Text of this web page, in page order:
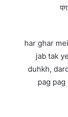
har ghar
jab tak
duhkh,
pag